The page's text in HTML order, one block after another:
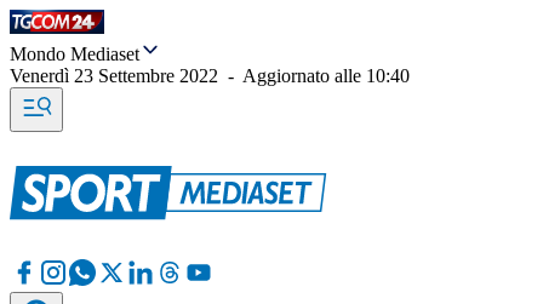
Mondo Mediaset
Venerdì 23 Settembre 2022 - Aggiornato alle 10:40